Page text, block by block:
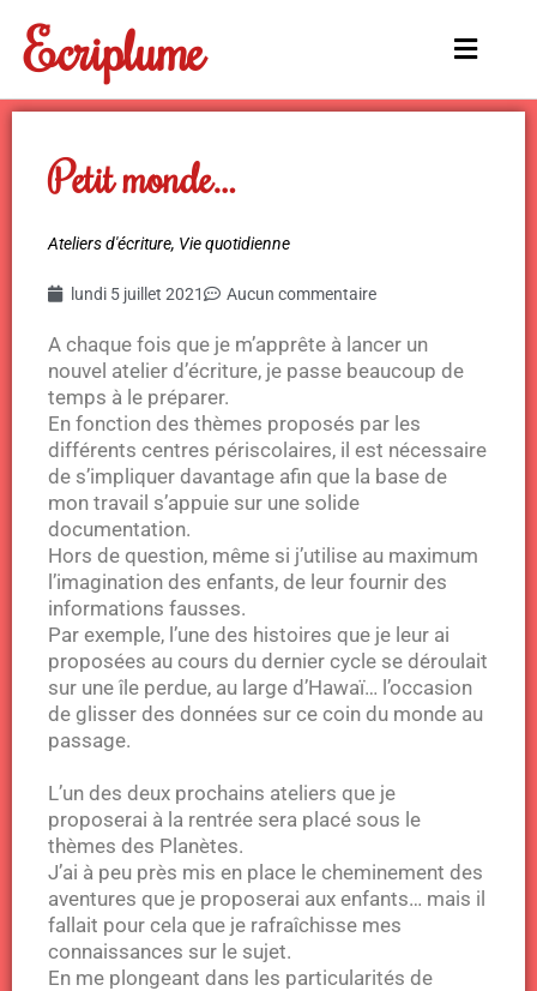
contenu
Ecriplume
Main
Petit monde…
Ateliers d'écriture, Vie quotidienne
lundi 5 juillet 2021 Aucun commentaire
A chaque fois que je m’apprête à lancer un
nouvel atelier d’écriture, je passe beaucoup de
temps à le préparer.
En fonction des thèmes proposés par les
différents centres périscolaires, il est nécessaire
de s’impliquer davantage afin que la base de
mon travail s’appuie sur une solide
documentation.
Hors de question, même si j’utilise au maximum
l’imagination des enfants, de leur fournir des
informations fausses.
Par exemple, l’une des histoires que je leur ai
proposées au cours du dernier cycle se déroulait
sur une île perdue, au large d’Hawaï… l’occasion
de glisser des données sur ce coin du monde au
passage.
L’un des deux prochains ateliers que je
proposerai à la rentrée sera placé sous le
thèmes des Planètes.
J’ai à peu près mis en place le cheminement des
aventures que je proposerai aux enfants… mais il
fallait pour cela que je rafraîchisse mes
connaissances sur le sujet.
En me plongeant dans les particularités de